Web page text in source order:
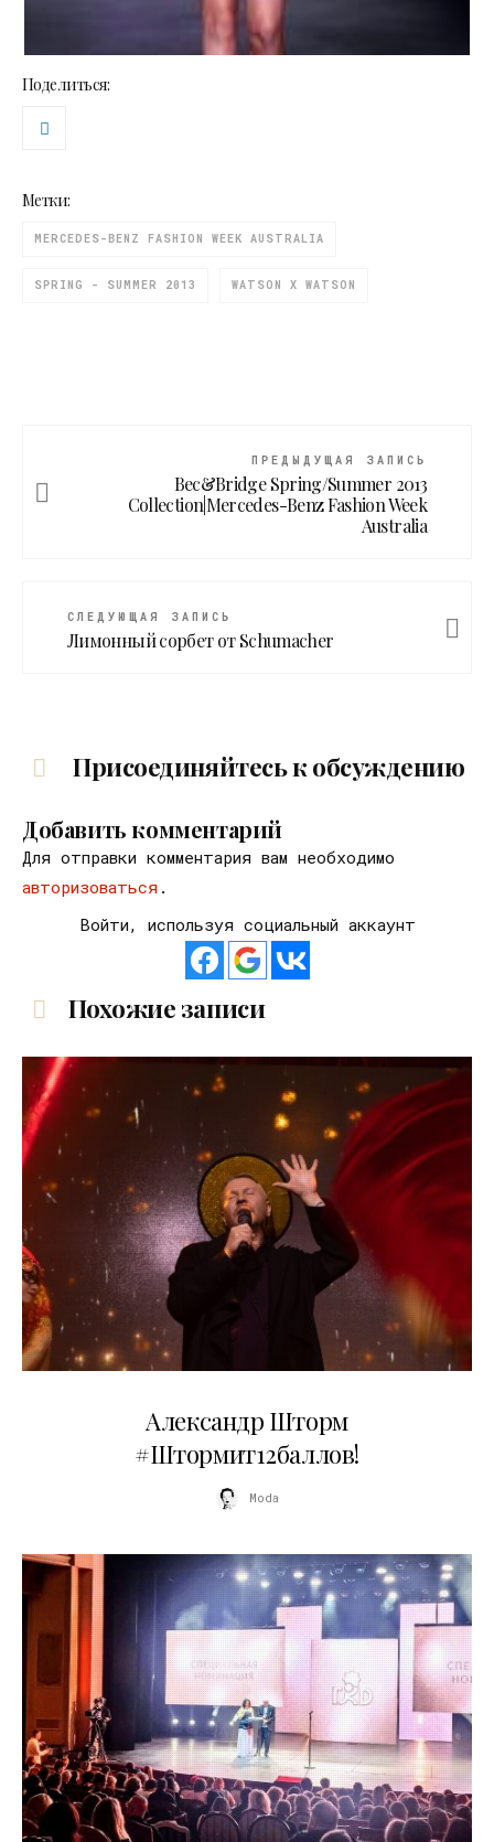
Поделиться:
Метки:
MERCEDES-BENZ FASHION WEEK AUSTRALIA
SPRING - SUMMER 2013 WATSON X WATSON
ПРЕДЫДУЩАЯ ЗАПИСЬ
Bec&Bridge Spring/Summer 2013
Collection|Mercedes-Benz Fashion Week
Australia
СЛЕДУЮЩАЯ ЗАПИСЬ
Лимонный сорбет от Schumacher
Присоединяйтесь к обсуждению
Добавить комментарий
Для отправки комментария вам необходимо
авторизоваться .
Войти, используя социальный аккаунт
Похожие записи
Александр Шторм
#Штормит12баллов!
Moda